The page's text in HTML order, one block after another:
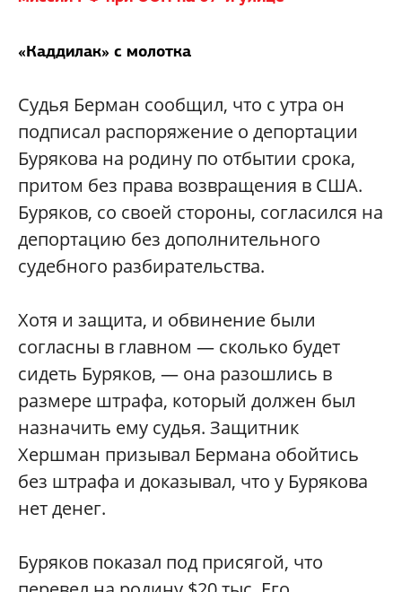
«Каддилак» с молотка
Судья Берман сообщил, что с утра он
подписал распоряжение о депортации
Бурякова на родину по отбытии срока,
притом без права возвращения в США.
Буряков, со своей стороны, согласился на
депортацию без дополнительного
судебного разбирательства.
Хотя и защита, и обвинение были
согласны в главном — сколько будет
сидеть Буряков, — она разошлись в
размере штрафа, который должен был
назначить ему судья. Защитник
Хершман призывал Бермана обойтись
без штрафа и доказывал, что у Бурякова
нет денег.
Буряков показал под присягой, что